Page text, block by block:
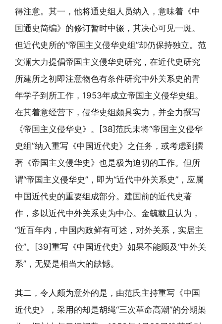
得注意。其一，他将通史组人员纳入，意味着《中
国通史简编》的修订暂时中辍，其决心可见一斑。
但近代史所的“帝国主义侵华史组”却仍保持独立。范
文澜大力提倡帝国主义侵华史研究，在近代史研究
所建所之初即注意物色有条件研究中外关系史的青
年学子到所工作，1953年成立帝国主义侵华史组。
在其着意经营下，侵华史组颇具实力，并全力撰写
《帝国主义侵华史》。[38]范氏未将“帝国主义侵华
史组”纳入重写《中国近代史》之任务，或考虑到撰
著《帝国主义侵华史》也是极为迫切的工作。但所
谓“帝国主义侵华史”，即为“近代中外关系史”，应属
中国近代史的重要组成部分。建国前的近代史著
作，多以近代中外关系史为中心。金毓黻且认为，
“近百年内，中国内政鲜有可述，对外关系，实居主
位”。[39]重写《中国近代史》如果不能顾及“中外关
系”，无疑是相当大的缺憾。
其二，令人颇为意外的是，由范氏主持重写《中国
近代史》，采用的却是胡绳“三次革命高潮”的分期架